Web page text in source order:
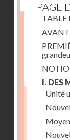
PAGE
TABLE
I. DES
Unité